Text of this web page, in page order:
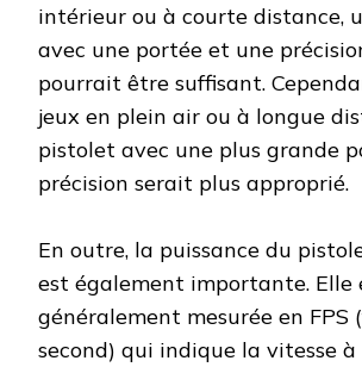
intérieur ou à courte distance,
avec une portée et une
pourrait être suffisant.
jeux en plein air ou à longue
pistolet avec une plus grande
précision serait plus approprié.
En outre, la puissance du
est également importante. Elle
généralement mesurée en FPS
second) qui indique la vitesse